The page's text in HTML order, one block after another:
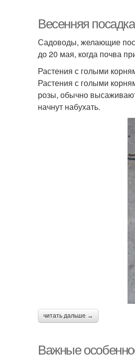
Весенняя
Садоводы, желающие
до 20 мая, когда почва
Растения с голыми
Растения с голыми
розы, обычно
начнут набухать.
читать дальше →
Важные